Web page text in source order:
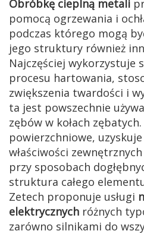
Obróbkę cieplną metali
pomocą ogrzewania i
podczas którego mogą
jego struktury również
Najczęściej wykorzystuje
procesu hartowania,
zwiększenia twardości i
ta jest powszechnie
zębów w kołach
powierzchniowe,
właściwości
przy sposobach
struktura całego
Zetech proponuje usługi
elektrycznych różnych
zarówno silnikami do